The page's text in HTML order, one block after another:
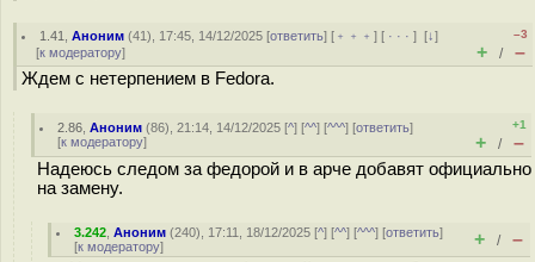
1.41 ,Аноним (41), 17:45, 14/12/2025 [ответить] [ ﹢﹢﹢] [ · · ·][↓]
[к модератору]
–3
+ / –
Ждем с нетерпением в Fedora.
2.86 ,Аноним (86), 21:14, 14/12/2025 [^] [^^] [^^^] [ответить]
[к модератору]
+1
+ / –
Надеюсь следом за федорой и в арче добавят официально
на замену.
3.242 ,Аноним (240), 17:11, 18/12/2025 [^] [^^] [^^^] [ответить]
[к модератору] + / –